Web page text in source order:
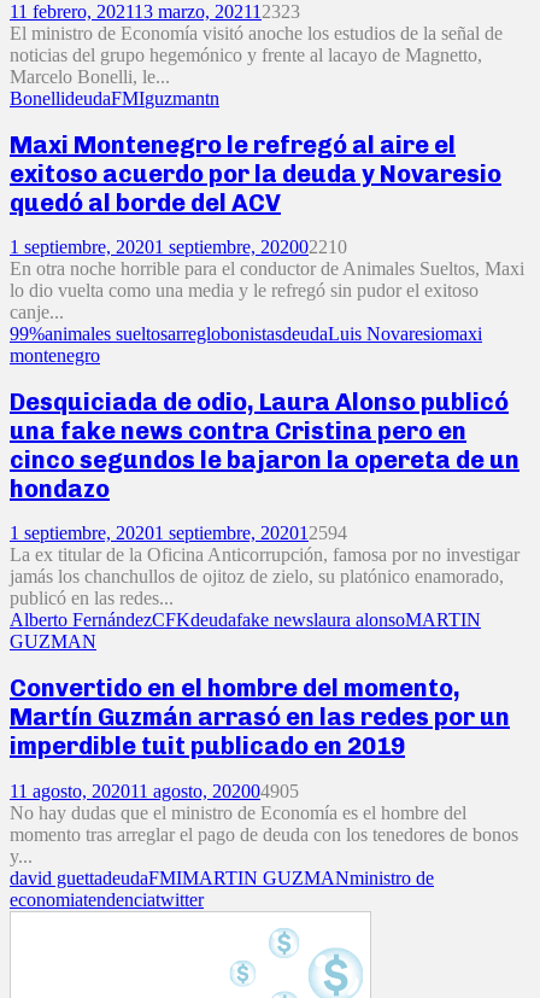
11 febrero, 202113 marzo, 20211 2323
El ministro de Economía visitó anoche los estudios de la señal de
noticias del grupo hegemónico y frente al lacayo de Magnetto,
Marcelo Bonelli, le...
BonellideudaFMIguzmantn
Maxi Montenegro le refregó al aire el
exitoso acuerdo por la deuda y Novaresio
quedó al borde del ACV
1 septiembre, 20201 septiembre, 202002210
En otra noche horrible para el conductor de Animales Sueltos, Maxi
lo dio vuelta como una media y le refregó sin pudor el exitoso
canje...
99%animales sueltosarreglobonistasdeudaLuis Novaresiomaxi
montenegro
Desquiciada de odio, Laura Alonso publicó
una fake news contra Cristina pero en
cinco segundos le bajaron la opereta de un
hondazo
1 septiembre, 20201 septiembre, 202012594
La ex titular de la Oficina Anticorrupción, famosa por no investigar
jamás los chanchullos de ojitoz de zielo, su platónico enamorado,
publicó en las redes...
Alberto FernándezCFKdeudafake newslaura alonsoMARTIN
GUZMAN
Convertido en el hombre del momento,
Martín Guzmán arrasó en las redes por un
imperdible tuit publicado en 2019
11 agosto, 202011 agosto, 202004905
No hay dudas que el ministro de Economía es el hombre del
momento tras arreglar el pago de deuda con los tenedores de bonos
y...
david guettadeudaFMIMARTIN GUZMANministro de
economiatendenciatwitter